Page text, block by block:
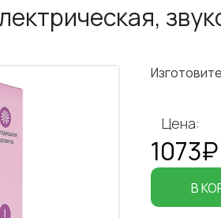
Цена:
1073₽
В